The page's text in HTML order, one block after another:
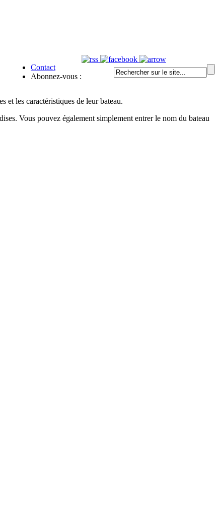
Contact
Abonnez-vous :
et les caractéristiques de leur bateau.
Vous pouvez également simplement entrer le nom du bateau